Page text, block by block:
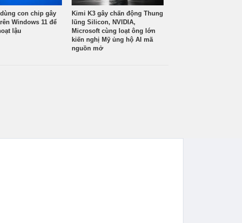
con chip gây
Windows 11 để
lậu
Kimi K3 gây chấn động Thung
lũng Silicon, NVIDIA,
Microsoft cùng loạt ông lớn
kiến nghị Mỹ ủng hộ AI mã
nguồn mở